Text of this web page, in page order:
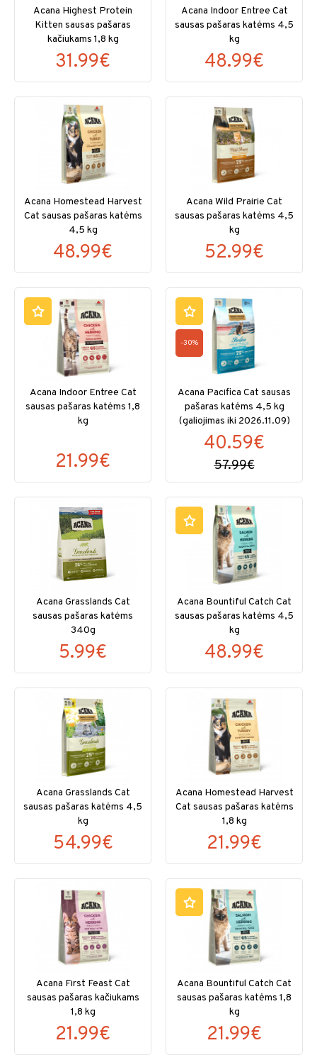
Acana Highest Protein
Kitten sausas pašaras
kačiukams 1,8 kg
31.99€
Acana Indoor Entree Cat
sausas pašaras katėms 4,5
kg
48.99€
Acana Homestead Harvest
Cat sausas pašaras katėms
4,5 kg
48.99€
Acana Wild Prairie Cat
sausas pašaras katėms 4,5
kg
52.99€
Acana Indoor Entree Cat
sausas pašaras katėms 1,8
kg
21.99€
-30%
Acana Pacifica Cat sausas
pašaras katėms 4,5 kg
(galiojimas iki 2026.11.09)
40.59€
57.99€
Acana Grasslands Cat
sausas pašaras katėms
340g
5.99€
Acana Bountiful Catch Cat
sausas pašaras katėms 4,5
kg
48.99€
Acana Grasslands Cat
sausas pašaras katėms 4,5
kg
54.99€
Acana Homestead Harvest
Cat sausas pašaras katėms
1,8 kg
21.99€
Acana First Feast Cat
sausas pašaras kačiukams
1,8 kg
21.99€
Acana Bountiful Catch Cat
sausas pašaras katėms 1,8
kg
21.99€